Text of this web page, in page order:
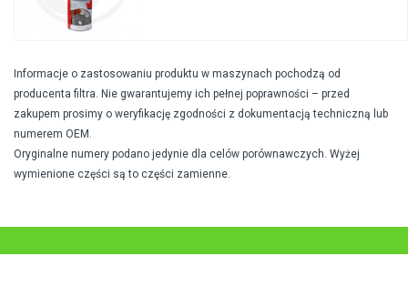
Informacje o zastosowaniu produktu w maszynach pochodzą od
producenta filtra. Nie gwarantujemy ich pełnej poprawności – przed
zakupem prosimy o weryfikację zgodności z dokumentacją techniczną lub
numerem OEM.
Oryginalne numery podano jedynie dla celów porównawczych. Wyżej
wymienione części są to części zamienne.